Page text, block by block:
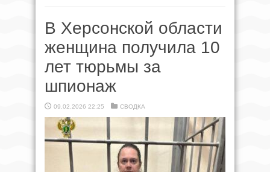
В Херсонской области
женщина получила 10
лет тюрьмы за
шпионаж
09.02.2026 22:25 СВОДКА